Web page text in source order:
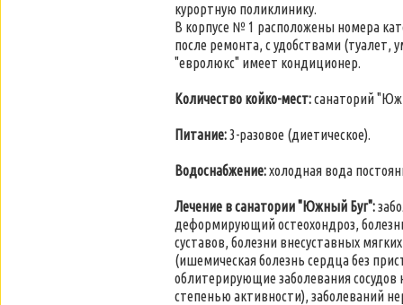
курортную поликлинику.
В корпусе № 1 расположены номера
после ремонта, с удобствами
"евролюкс" имеет кондиционер.
Количество койко-мест:санаторий
Питание:3-разовое (диетическое).
Водоснабжение:холодная вода
Лечение в санатории "Южный Буг":
деформирующий остеохондроз,
суставов, болезни внесуставных
(ишемическая болезнь сердца без
облитерирующие заболевания
степенью активности), заболеваний